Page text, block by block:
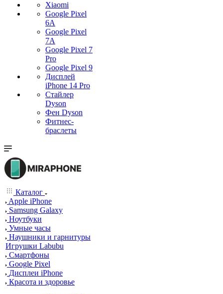
Xiaomi
Google Pixel
6A
Google Pixel
7А
Google Pixel 7
Pro
Google Pixel 9
Дисплей
iPhone 14 Pro
Стайлер
Dyson
Фен Dyson
Фитнес-
браслеты
Каталог
Apple iPhone
Samsung Galaxy
Ноутбуки
Умные часы
Наушники и гарнитуры
Игрушки Labubu
Смартфоны
Google Pixel
Дисплеи iPhone
Красота и здоровье